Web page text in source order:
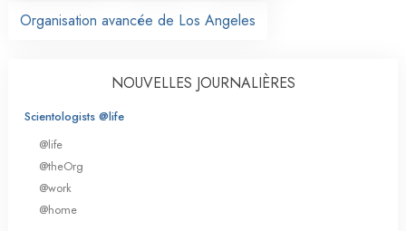
Organisation avancée de Los Angeles
NOUVELLES JOURNALIÈRES
Scientologists @life
@life
@theOrg
@work
@home